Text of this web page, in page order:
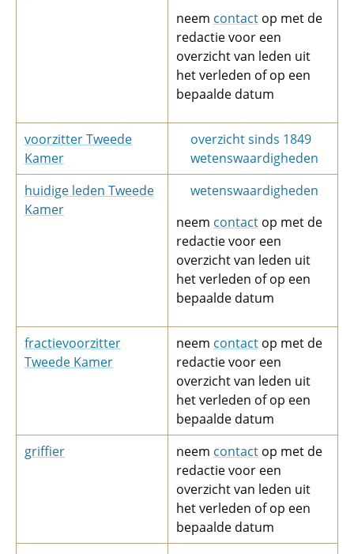
neem contact op met de
redactie voor een
overzicht van leden uit
het verleden of op een
bepaalde datum
voorzitter Tweede
Kamer
overzicht sinds 1849
wetenswaardigheden
huidige leden Tweede
Kamer
wetenswaardigheden
neem contact op met de
redactie voor een
overzicht van leden uit
het verleden of op een
bepaalde datum
fractievoorzitter
Tweede Kamer
neem contact op met de
redactie voor een
overzicht van leden uit
het verleden of op een
bepaalde datum
griffier
neem contact op met de
redactie voor een
overzicht van leden uit
het verleden of op een
bepaalde datum